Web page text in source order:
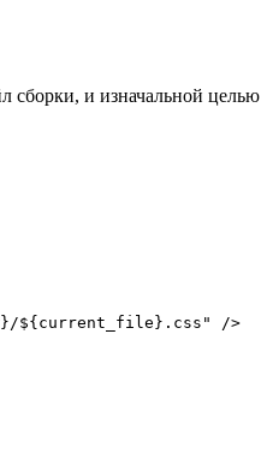
сборки, и изначальной целью
${current_file}.css" />